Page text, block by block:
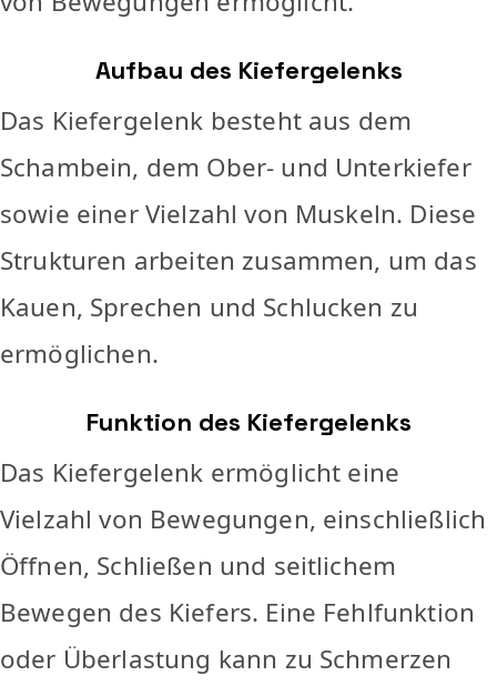
Aufbau des Kiefergelenks
Das Kiefergelenk besteht aus dem
Schambein, dem Ober- und Unterkiefer
sowie einer Vielzahl von Muskeln. Diese
Strukturen arbeiten zusammen, um das
Kauen, Sprechen und Schlucken zu
ermöglichen.
Funktion des Kiefergelenks
Das Kiefergelenk ermöglicht eine
Vielzahl von Bewegungen, einschließlich
Öffnen, Schließen und seitlichem
Bewegen des Kiefers. Eine Fehlfunktion
oder Überlastung kann zu Schmerzen